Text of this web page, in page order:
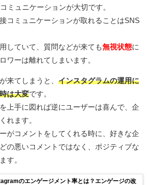
ミュニケーションが大切です。
コミュニケーションが取れることはSNS
していて、質問などが来ても無視状態に
ワーは離れてしまいます。
来てしまうと、 インスタグラムの運用に
は大変です。
上手に図れば逆にユーザーは喜んで、企
れます。
がコメントをしてくれる時に、好きな企
の悪いコメントではなく、ポジティブな
す。
のエンゲージメント率とは？エンゲージの改